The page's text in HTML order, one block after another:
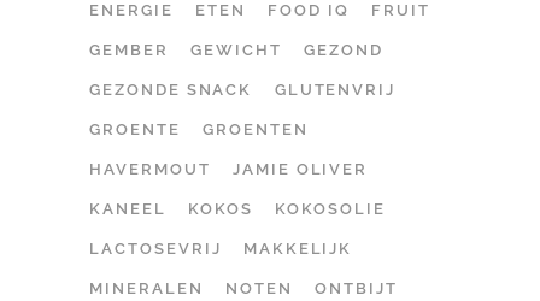
ENERGIE ETEN FOOD IQ FRUIT
GEMBER GEWICHT GEZOND
GEZONDE SNACK GLUTENVRIJ
GROENTE GROENTEN
HAVERMOUT JAMIE OLIVER
KANEEL KOKOS KOKOSOLIE
LACTOSEVRIJ MAKKELIJK
MINERALEN NOTEN ONTBIJT